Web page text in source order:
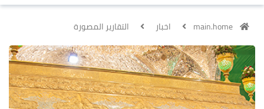
main.home اخبار التقارير المصورة